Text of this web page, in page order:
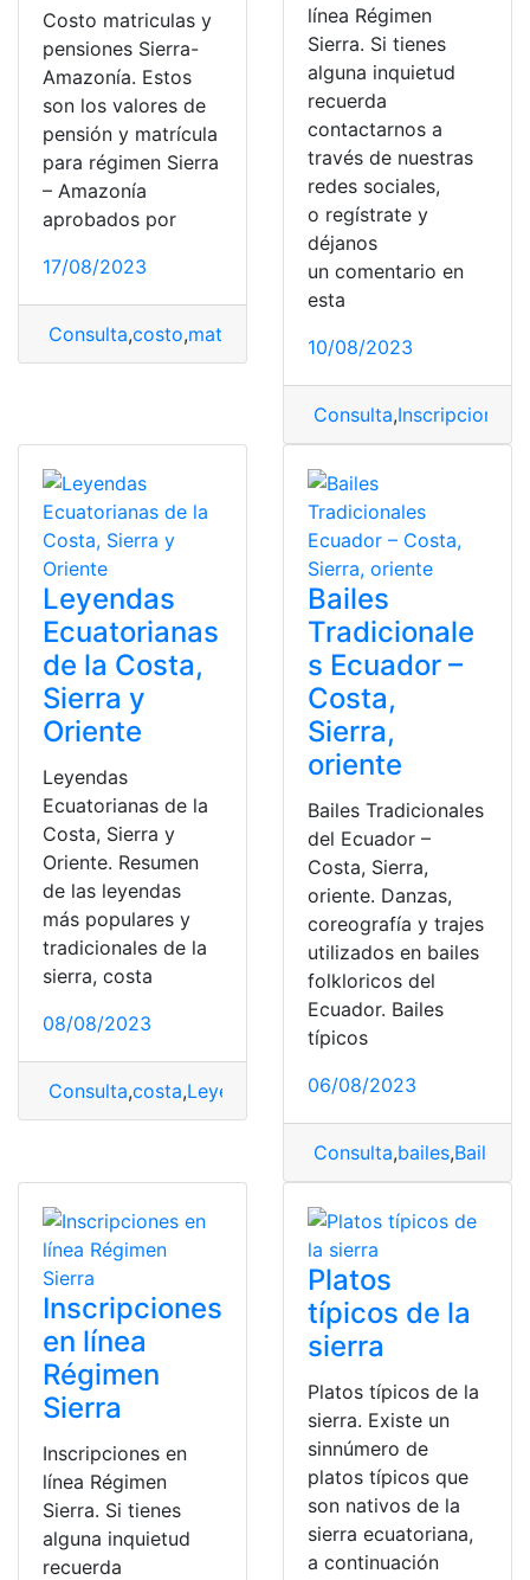
Costo matriculas y
pensiones Sierra-
Amazonía. Estos
son los valores de
pensión y matrícula
para régimen Sierra
– Amazonía
aprobados por
17/08/2023
Consulta,costo,matrículas pensiones
línea Régimen
Sierra. Si tienes
alguna inquietud
recuerda
contactarnos a
través de nuestras
redes sociales,
o regístrate y
déjanos
un comentario en
esta
10/08/2023
Consulta,Inscripciones
Leyendas
Ecuatorianas
de la Costa,
Sierra y
Oriente
Leyendas
Ecuatorianas de la
Costa, Sierra y
Oriente. Resumen
de las leyendas
más populares y
tradicionales de la
sierra, costa
08/08/2023
Consulta,costa,Leyendas Leyendas Ecuatorianas
Bailes
Tradicionale
s Ecuador –
Costa,
Sierra,
oriente
Bailes Tradicionales
del Ecuador –
Costa, Sierra,
oriente. Danzas,
coreografía y trajes
utilizados en bailes
folkloricos del
Ecuador. Bailes
típicos
06/08/2023
Consulta,bailes,Bailes
Inscripciones
en línea
Régimen
Sierra
Inscripciones en
línea Régimen
Sierra. Si tienes
alguna inquietud
recuerda
Platos
típicos de la
sierra
Platos típicos de la
sierra. Existe un
sinnúmero de
platos típicos que
son nativos de la
sierra ecuatoriana,
a continuación